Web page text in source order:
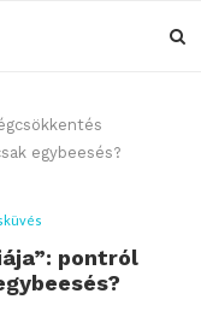
egybeesés?
pontról